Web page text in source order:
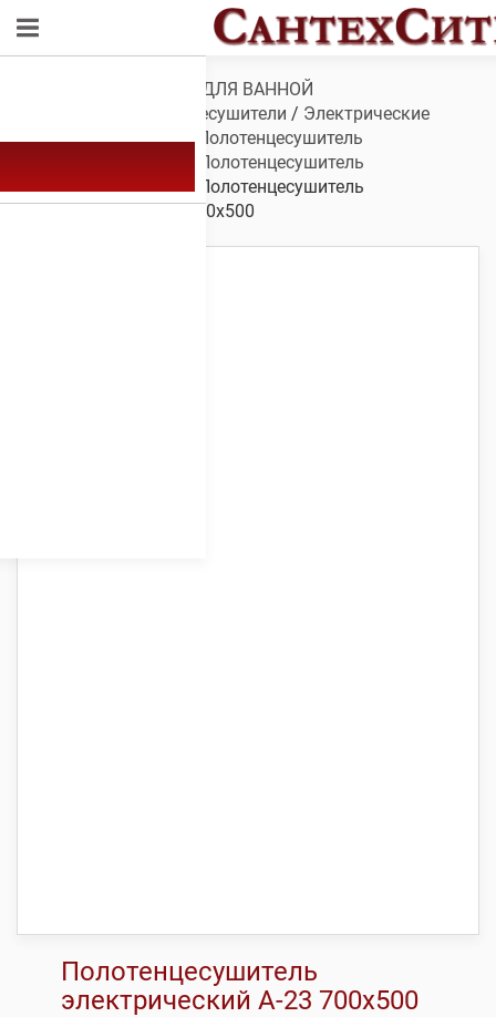
САНТЕХНИКА ДЛЯ ВАННОЙ
Полотенцесушители / Электрические
полотенцесушители/ Полотенцесушитель
Полотенцесушитель
электрический А-23/ Полотенцесушитель
электрический А-23 700х500
Полотенцесушитель
электрический А-23 700х500